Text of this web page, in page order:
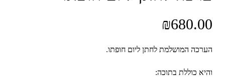
₪680.00
הערכה המושלמת לחתן ליום חופתו.
והיא כוללת בתוכה: